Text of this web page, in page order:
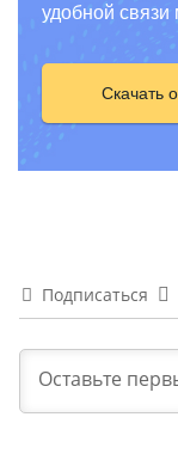
удобной связи
Скачать
Подписаться